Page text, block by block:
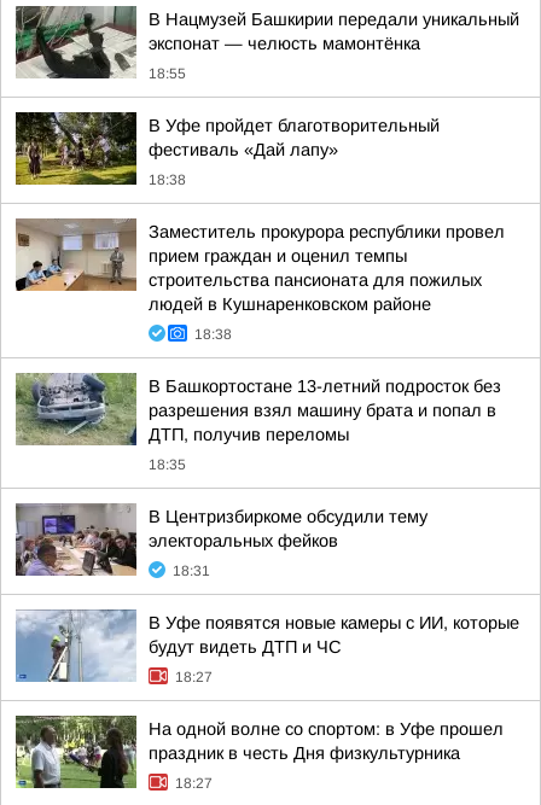
В Нацмузей Башкирии передали уникальный
экспонат — челюсть мамонтёнка
18:55
В Уфе пройдет благотворительный
фестиваль «Дай лапу»
18:38
Заместитель прокурора республики провел
прием граждан и оценил темпы
строительства пансионата для пожилых
людей в Кушнаренковском районе
18:38
В Башкортостане 13-летний подросток без
разрешения взял машину брата и попал в
ДТП, получив переломы
18:35
В Центризбиркоме обсудили тему
электоральных фейков
18:31
В Уфе появятся новые камеры с ИИ, которые
будут видеть ДТП и ЧС
18:27
На одной волне со спортом: в Уфе прошел
праздник в честь Дня физкультурника
18:27